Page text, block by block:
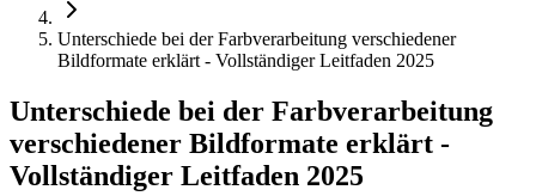
Unterschiede bei der Farbverarbeitung verschiedener
Bildformate erklärt - Vollständiger Leitfaden 2025
Unterschiede bei der Farbverarbeitung
verschiedener Bildformate erklärt -
Vollständiger Leitfaden 2025